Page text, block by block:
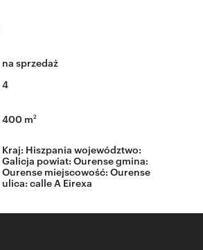
na sprzedaż
4
400 m2
Kraj: Hiszpania województwo:
Galicja powiat: Ourensegmina:
Ourense miejscowość: Ourense
ulica: calle A Eirexa